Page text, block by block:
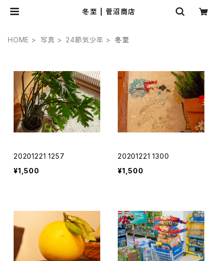
冬至 | 菅沼商店
HOME 写真 24節気少年 冬至
20201221 1257
¥1,500
20201221 1300
¥1,500